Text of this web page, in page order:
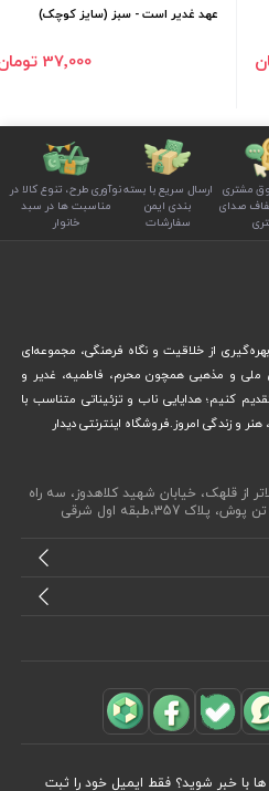
عهد غدیر است - سبز (سایز کوچک)
37٬000 تومان
مشتری
صدای
ارسال سریع با بسته
بندی ایمن
سفارشات
نوآوری طرح، تنوع کالا در
مناسبت ها در سبد
خانوار
از خلاقیت و نگاه فرهنگی، مجموعه‌ای
ملی و مذهبی همچون محرم، فاطمیه، غدیر و
کنیم؛ هدایایی ناب و تزئیناتی متناسب با
و زندگی امروز.فروشگاه اینترنتی دیدار
از قلهک، خیابان شهید کلاهدوز، سه راه
357،طبقه اول شرقی
با‌ خبر شوید؟ فقط ایمیل خود را ثبت